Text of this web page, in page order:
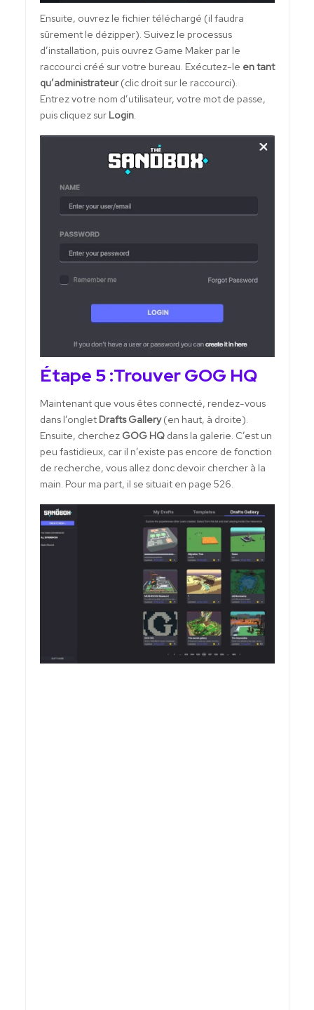
Ensuite, ouvrez le fichier téléchargé (il faudra
sûrement le dézipper). Suivez le processus
d’installation, puis ouvrez Game Maker par le
raccourci créé sur votre bureau. Exécutez-le en tant
qu’administrateur(clic droit sur le raccourci).
Entrez votre nom d’utilisateur, votre mot de passe,
puis cliquez sur Login.
Étape 5 :Trouver GOG HQ
Maintenant que vous êtes connecté, rendez-vous
dans l’onglet Drafts Gallery(en haut, à droite).
Ensuite, cherchez GOG HQdans la galerie. C’est un
peu fastidieux, car il n’existe pas encore de fonction
de recherche, vous allez donc devoir chercher à la
main. Pour ma part, il se situait en page 526.